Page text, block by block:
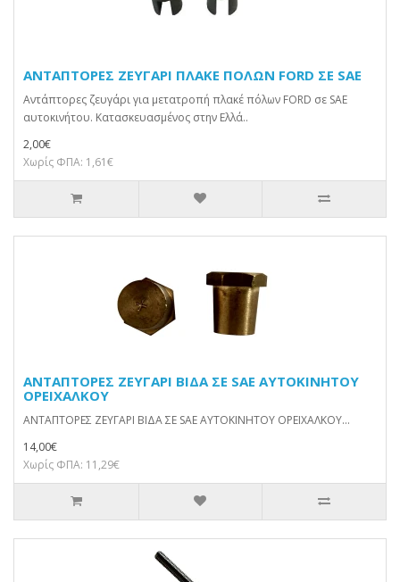
ΑΝΤΑΠΤΟΡEΣ ΖΕΥΓΑΡΙ ΠΛΑΚΕ ΠΟΛΩΝ FORD ΣΕ SAE
Αντάπτορες ζευγάρι για μετατροπή πλακέ πόλων FORD σε SAE
αυτοκινήτου. Κατασκευασμένος στην Ελλά..
2,00€
Χωρίς ΦΠΑ: 1,61€
ΑΝΤΑΠΤΟΡΕΣ ΖΕΥΓΑΡΙ ΒΙΔΑ ΣΕ SAE ΑΥΤΟΚΙΝΗΤΟΥ
ΟΡΕΙΧΑΛΚΟΥ
ΑΝΤΑΠΤΟΡΕΣ ΖΕΥΓΑΡΙ ΒΙΔΑ ΣΕ SAE ΑΥΤΟΚΙΝΗΤΟΥ ΟΡΕΙΧΑΛΚΟΥ...
14,00€
Χωρίς ΦΠΑ: 11,29€